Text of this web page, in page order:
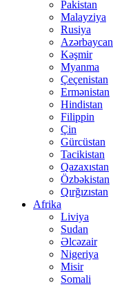
Pakistan
Malayziya
Rusiya
Azərbaycan
Kəşmir
Myanma
Çeçenistan
Ermənistan
Hindistan
Filippin
Çin
Gürcüstan
Tacikistan
Qazaxıstan
Özbəkistan
Qırğızıstan
Afrika
Liviya
Sudan
Əlcəzair
Nigeriya
Misir
Somali